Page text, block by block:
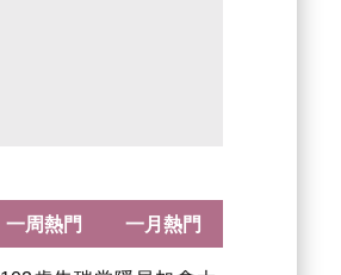
一周熱門 一月熱門